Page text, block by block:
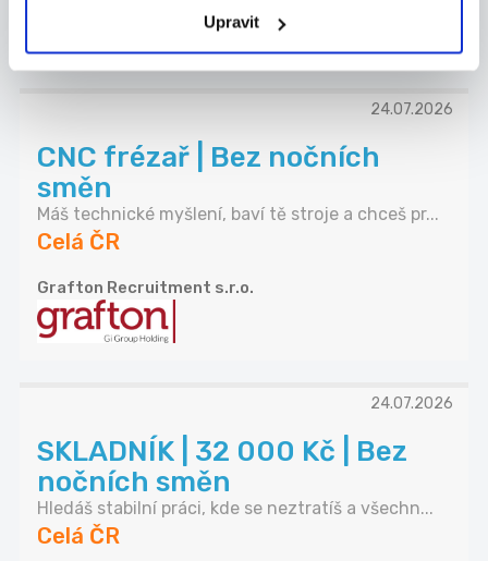
Upravit
24.07.2026
CNC frézař | Bez nočních
směn
Máš technické myšlení, baví tě stroje a chceš pr...
Celá ČR
Grafton Recruitment s.r.o.
24.07.2026
SKLADNÍK | 32 000 Kč | Bez
nočních směn
Hledáš stabilní práci, kde se neztratíš a všechn...
Celá ČR